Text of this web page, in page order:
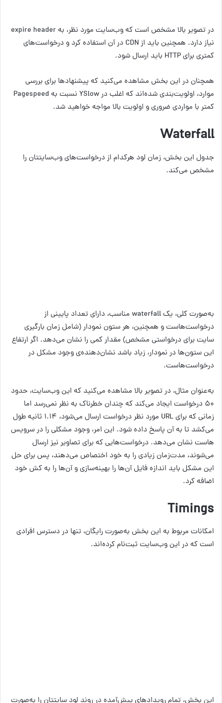
در تصویر بالا مشخص است که وب‌سایت مورد نظر، به expire header
نیاز دارد. همچنین باید از CDN در آن استفاده کرد و درخواست‌های
کمتری برای HTTP باید ارسال شود.
همچنان در این بخش مشاهده می‌کنید که پیشنهاد‌ها برای بررسی
موارد، اولویت‎‌بندی شده‌اند که اغلب در YSlow نسبت به Pagespeed
کمتر با مواردی ضروری و اولویت بالا مواجه خواهید شد.
Waterfall
جدول این بخش، زمان لود هرکدام از درخواست‌های وب‌سایتتان را
مشخص می‌کند.
به‌صورت کلی، یک waterfall مناسب، دارای تعداد پایینی از
درخواست‌هاست و همچنین، هر ستون نمودار (شامل زمان بارگیری
سایت برای درخواستی مشخص) مقدار کمی را نشان می‌دهد. اگر ارتفاع
این ستون‌ها در نمودار، زیاد باشد نشان‌دهنده‌ی وجود مشکل در
درخواست‌هاست.
به‌عنوان مثال، در تصویر بالا مشاهده می‌کنید که این وب‌سایت، حدود
۵۰ درخواست ایجاد می‌کند که چندان خطرناک به نظر نمی‌رسد اما
زمانی که برای URL مورد نظر درخواست ارسال می‌شود، ۱.۱۴ ثانیه طول
می‌کشد تا به آن پاسخ داده شود. این امر، وجود مشکلی را در سرویس
هاست نشان می‌دهد. درخواست‌هایی که برای تصاویر نیز ارسال
می‌شوند، مدت‌زمان زیادی را به خود اختصاص می‌دهند، پس برای حل
این مشکل باید اندازه فایل آن‌ها را بهینه‌سازی و آن‌ها را به کش خود
اضافه کرد.
Timings
امکانات مربوط به این بخش به‌صورت رایگان، تنها در دسترس افرادی
است که در این وب‌سایت ثبت‌نام کرده‌اند.